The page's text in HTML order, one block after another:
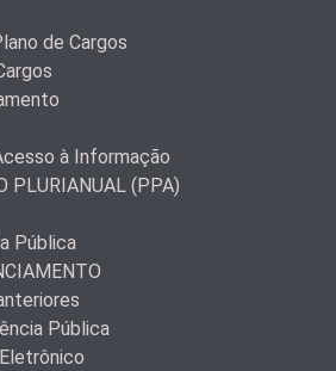
de Cargos
à Informação
PLURIANUAL (PPA)
Pública
Pública